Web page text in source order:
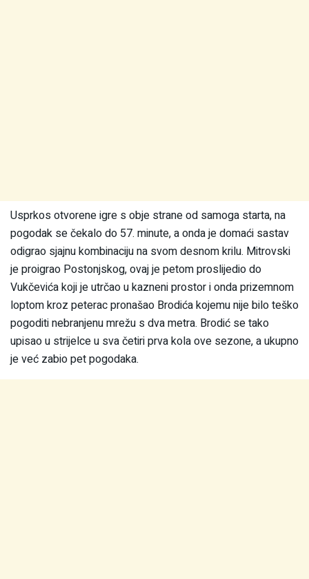
Usprkos otvorene igre s obje strane od samoga starta, na
pogodak se čekalo do 57. minute, a onda je domaći sastav
odigrao sjajnu kombinaciju na svom desnom krilu. Mitrovski
je proigrao Postonjskog, ovaj je petom proslijedio do
Vukčevića koji je utrčao u kazneni prostor i onda prizemnom
loptom kroz peterac pronašao Brodića kojemu nije bilo teško
pogoditi nebranjenu mrežu s dva metra. Brodić se tako
upisao u strijelce u sva četiri prva kola ove sezone, a ukupno
je već zabio pet pogodaka.